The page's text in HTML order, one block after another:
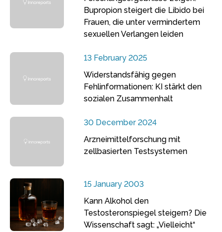
Bupropion steigert die Libido bei
Frauen, die unter vermindertem
sexuellen Verlangen leiden
13 February 2025
Widerstandsfähig gegen
Fehlinformationen: KI stärkt den
sozialen Zusammenhalt
30 December 2024
Arzneimittelforschung mit
zellbasierten Testsystemen
15 January 2003
Kann Alkohol den
Testosteronspiegel steigern? Die
Wissenschaft sagt: „Vielleicht“